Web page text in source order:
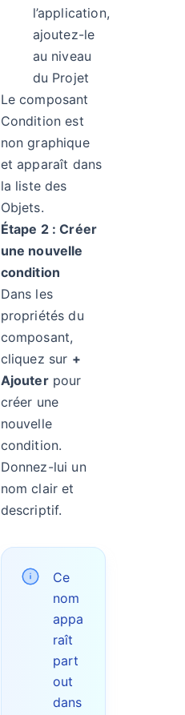
l’application,
ajoutez-le
au niveau
du Projet
Le composant
Condition est
non graphique
et apparaît dans
la liste des
Objets.
Étape 2 : Créer
une nouvelle
condition
Dans les
propriétés du
composant,
cliquez sur +
Ajouterpour
créer une
nouvelle
condition.
Donnez-lui un
nom clair et
descriptif.
Ce
nom
appa
raît
part
out
dans